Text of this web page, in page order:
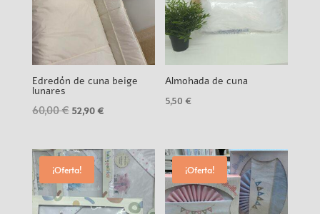
Edredón de cuna beige
lunares
60,00€ El
original
era:
60,00 €.
52,90€El
actual
es:
52,90 €.
Almohada de cuna
5,50€
¡Oferta! ¡Oferta!